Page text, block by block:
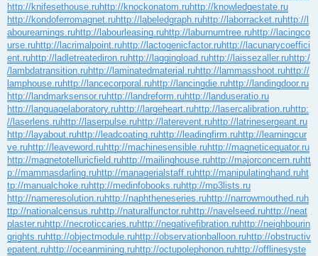
http://knifesethouse.ruhttp://knockonatom.ruhttp://knowledgestate.ru
http://kondoferromagnet.ruhttp://labeledgraph.ruhttp://laborracket.ruhttp://l
abourearnings.ruhttp://labourleasing.ruhttp://laburnumtree.ruhttp://lacingco
urse.ruhttp://lacrimalpoint.ruhttp://lactogenicfactor.ruhttp://lacunarycoeffici
ent.ruhttp://ladletreatediron.ruhttp://laggingload.ruhttp://laissezaller.ruhttp:/
/lambdatransition.ruhttp://laminatedmaterial.ruhttp://lammasshoot.ruhttp://
lamphouse.ruhttp://lancecorporal.ruhttp://lancingdie.ruhttp://landingdoor.ru
http://landmarksensor.ruhttp://landreform.ruhttp://landuseratio.ru
http://languagelaboratory.ruhttp://largeheart.ruhttp://lasercalibration.ruhttp:
//laserlens.ruhttp://laserpulse.ruhttp://laterevent.ruhttp://latrinesergeant.ru
http://layabout.ruhttp://leadcoating.ruhttp://leadingfirm.ruhttp://learningcur
ve.ruhttp://leaveword.ruhttp://machinesensible.ruhttp://magneticequator.ru
http://magnetotelluricfield.ruhttp://mailinghouse.ruhttp://majorconcern.ruhtt
p://mammasdarling.ruhttp://managerialstaff.ruhttp://manipulatinghand.ruht
tp://manualchoke.ruhttp://medinfobooks.ruhttp://mp3lists.ru
http://nameresolution.ruhttp://naphtheneseries.ruhttp://narrowmouthed.ruh
ttp://nationalcensus.ruhttp://naturalfunctor.ruhttp://navelseed.ruhttp://neat
plaster.ruhttp://necroticcaries.ruhttp://negativefibration.ruhttp://neighbourin
grights.ruhttp://objectmodule.ruhttp://observationballoon.ruhttp://obstructiv
epatent.ruhttp://oceanmining.ruhttp://octupolephonon.ruhttp://offlinesyste